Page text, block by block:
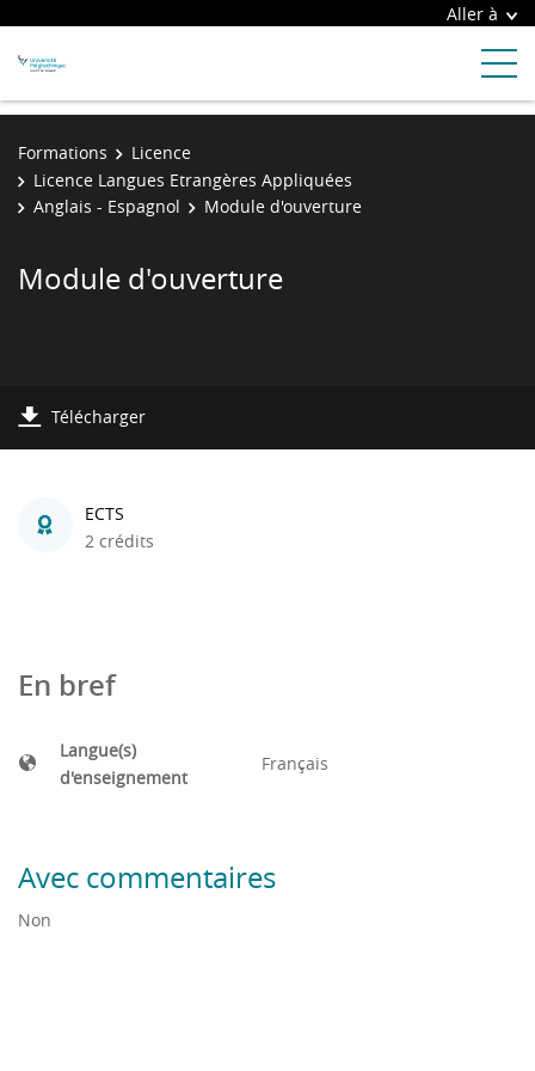
Aller à
Formations
Licence
Licence Langues Etrangères Appliquées
Anglais - Espagnol
Module d'ouverture
Module d'ouverture
Télécharger
ECTS
2 crédits
En bref
Langue(s)
d'enseignement
Français
Avec commentaires
Non